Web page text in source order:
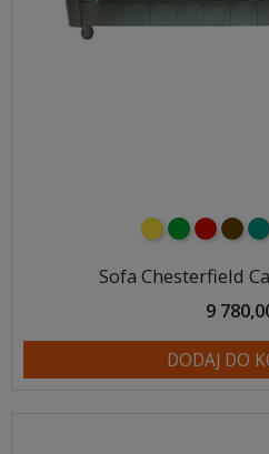
żółtyzielonyczerwony
Sofa Chesterfield
9
DODAJ DO